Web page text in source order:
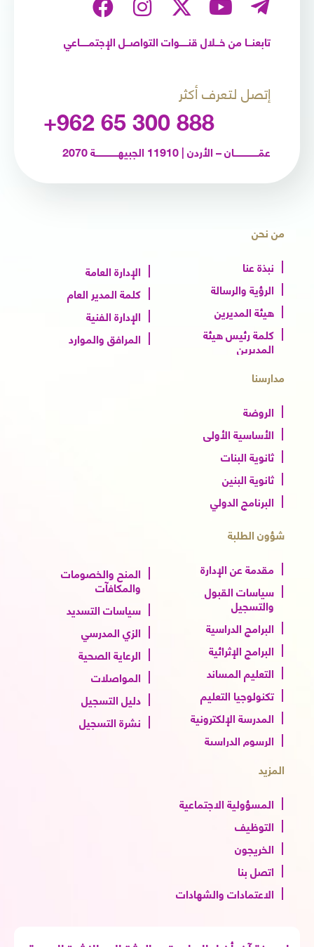
تابعنـــا من خـــلال قنــــــوات التواصـــل الإجتمــــــاعي
إتصل لتعرف أكثر
+962 65 300 888
عمّـــــــــــــــــان – الأردن | 11910 الجبيهــــــــــــــــة 2070
من نحن
نبذة عنا
الرؤية والرسالة
هيئة المديرين
كلمة رئيس هيئة
المديرين
الإدارة العامة
كلمة المدير العام
الإدارة الفنية
المرافق والموارد
مدارسنا
الروضة
الأساسية الأولى
ثانوية البنات
ثانوية البنين
البرنامج الدولي
شؤون الطلبة
مقدمة عن الإدارة
سياسات القبول
والتسجيل
البرامج الدراسية
البرامج الإثرائية
التعليم المساند
تكنولوجيا التعليم
المدرسة الإلكترونية
الرسوم الدراسية
المنح والخصومات
والمكافآت
سياسات التسديد
الزي المدرسي
الرعاية الصحية
المواصلات
دليل التسجيل
نشرة التسجيل
المزيد
المسؤولية الاجتماعية
التوظيف
الخريجون
اتصل بنا
الاعتمادات والشهادات